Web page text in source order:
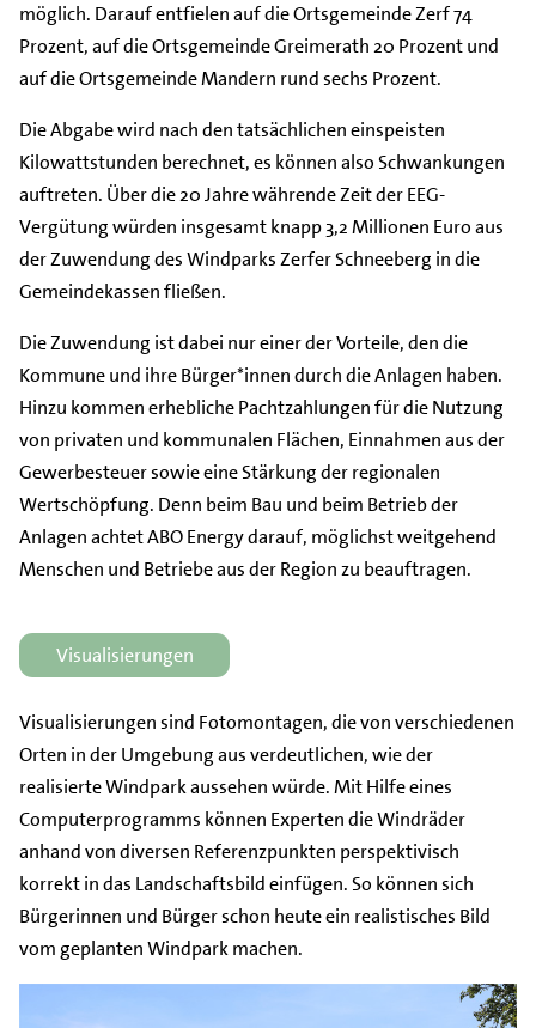
möglich. Darauf entfielen auf die Ortsgemeinde Zerf 74
Prozent, auf die Ortsgemeinde Greimerath 20 Prozent und
auf die Ortsgemeinde Mandern rund sechs Prozent.
Die Abgabe wird nach den tatsächlichen einspeisten
Kilowattstunden berechnet, es können also Schwankungen
auftreten. Über die 20 Jahre währende Zeit der EEG-
Vergütung würden insgesamt knapp 3,2 Millionen Euro aus
der Zuwendung des Windparks Zerfer Schneeberg in die
Gemeindekassen fließen.
Die Zuwendung ist dabei nur einer der Vorteile, den die
Kommune und ihre Bürger*innen durch die Anlagen haben.
Hinzu kommen erhebliche Pachtzahlungen für die Nutzung
von privaten und kommunalen Flächen, Einnahmen aus der
Gewerbesteuer sowie eine Stärkung der regionalen
Wertschöpfung. Denn beim Bau und beim Betrieb der
Anlagen achtet ABO Energy darauf, möglichst weitgehend
Menschen und Betriebe aus der Region zu beauftragen.
Visualisierungen
Visualisierungen sind Fotomontagen, die von verschiedenen
Orten in der Umgebung aus verdeutlichen, wie der
realisierte Windpark aussehen würde. Mit Hilfe eines
Computerprogramms können Experten die Windräder
anhand von diversen Referenzpunkten perspektivisch
korrekt in das Landschaftsbild einfügen. So können sich
Bürgerinnen und Bürger schon heute ein realistisches Bild
vom geplanten Windpark machen.